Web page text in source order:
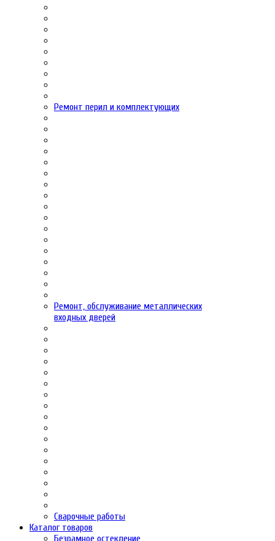
Ремонт перил и комплектующих
Ремонт, обслуживание металлических
входных дверей
Сварочные работы
Каталог товаров
Безрамное остекление